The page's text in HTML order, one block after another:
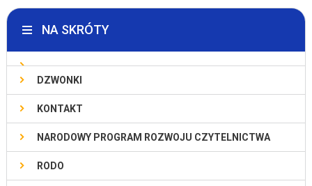
NA SKRÓTY
DZWONKI
KONTAKT
NARODOWY PROGRAM ROZWOJU CZYTELNICTWA
RODO